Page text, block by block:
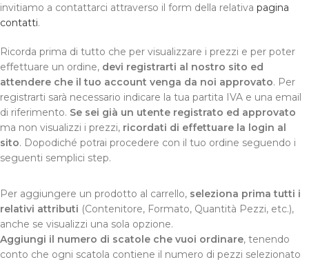
invitiamo a contattarci attraverso il form della relativa pagina
contatti.
Ricorda prima di tutto che per visualizzare i prezzi e per poter
effettuare un ordine, devi registrarti al nostro sito ed
attendere che il tuo account venga da noi approvato. Per
registrarti sarà necessario indicare la tua partita IVA e una email
di riferimento. Se sei già un utente registrato ed approvato
ma non visualizzi i prezzi, ricordati di effettuare la login al
sito. Dopodiché potrai procedere con il tuo ordine seguendo i
seguenti semplici step.
Per aggiungere un prodotto al carrello, seleziona prima tutti i
relativi attributi (Contenitore, Formato, Quantità Pezzi, etc.),
anche se visualizzi una sola opzione.
Aggiungi il numero di scatole che vuoi ordinare, tenendo
conto che ogni scatola contiene il numero di pezzi selezionato